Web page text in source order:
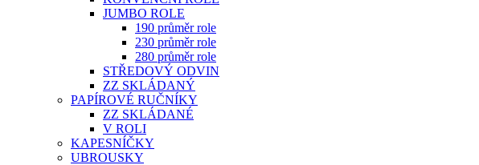
JUMBO ROLE
190 průměr role
230 průměr role
280 průměr role
STŘEDOVÝ ODVIN
ZZ SKLÁDANÝ
PAPÍROVÉ RUČNÍKY
ZZ SKLÁDANÉ
V ROLI
KAPESNÍČKY
UBROUSKY